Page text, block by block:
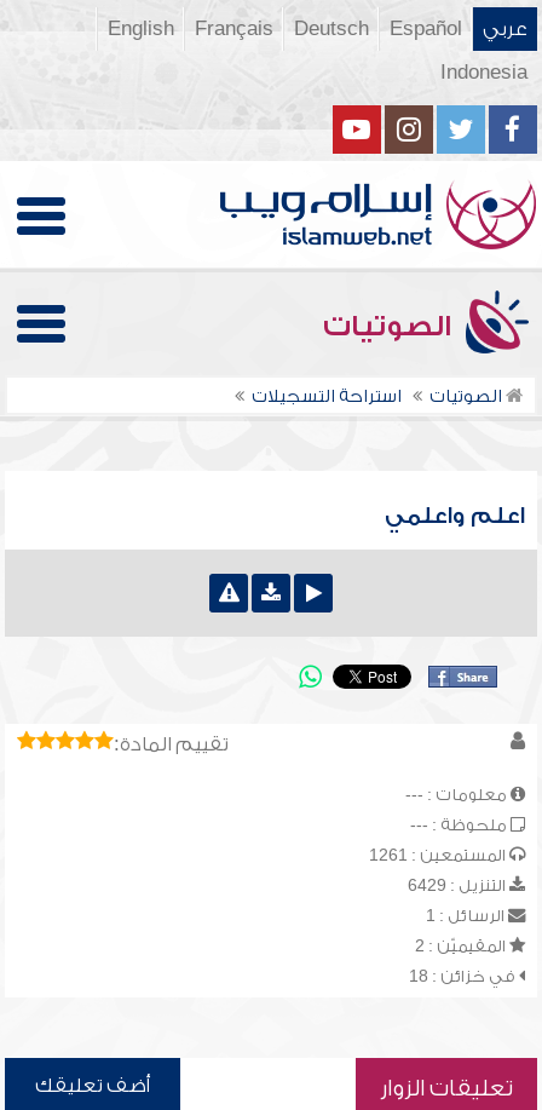
عربي Español
Deutsch
Français
English
Indonesia
الصوتيات
الصوتيات استراحة التسجيلات
اعلم واعلمي
تقييم المادة:
معلومات : ---
ملحوظة : ---
المستمعين : 1261
التنزيل : 6429
الرسائل : 1
المقيميّن : 2
في خزائن : 18
تعليقات الزوار أضف تعليقك